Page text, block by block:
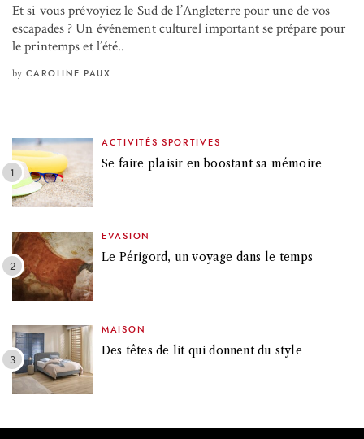
Et si vous prévoyiez le Sud de l’Angleterre pour une de vos
escapades ? Un événement culturel important se prépare pour
le printemps et l’été..
by CAROLINE PAUX
ACTIVITÉS SPORTIVES
Se faire plaisir en boostant sa mémoire
EVASION
Le Périgord, un voyage dans le temps
MAISON
Des têtes de lit qui donnent du style